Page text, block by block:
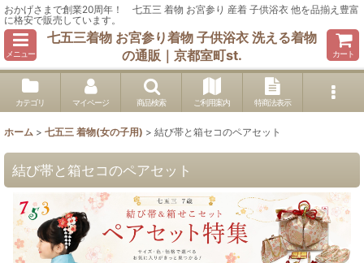
おかげさまで創業20周年！ 七五三 着物 お宮参り 産着 子供浴衣 他を品揃え豊富
に格安で販売しています。
メニュー
七五三着物 お宮参り着物 子供浴衣 洗える着物
の通販｜京都室町st.
カート
カテゴリ マイページ 商品検索 ご利用案内 特商法表示
ホーム > 七五三 着物(女の子用) > 結び帯と箱セコのペアセット
結び帯と箱セコのペアセット